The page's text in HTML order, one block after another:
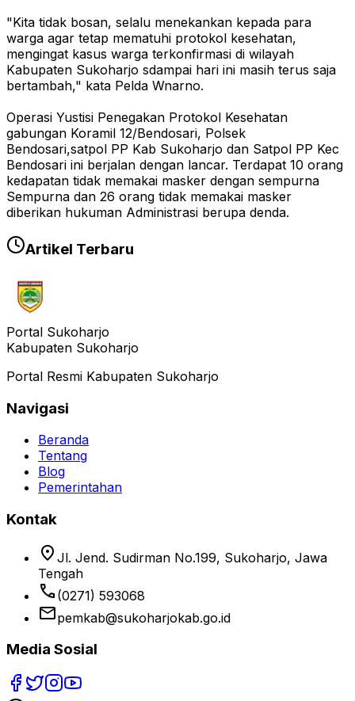
"Kita tidak bosan, selalu menekankan kepada para
warga agar tetap mematuhi protokol kesehatan,
mengingat kasus warga terkonfirmasi di wilayah
Kabupaten Sukoharjo sdampai hari ini masih terus saja
bertambah," kata Pelda Wnarno.
Operasi Yustisi Penegakan Protokol Kesehatan
gabungan Koramil 12/Bendosari, Polsek
Bendosari,satpol PP Kab Sukoharjo dan Satpol PP Kec
Bendosari ini berjalan dengan lancar. Terdapat 10 orang
kedapatan tidak memakai masker dengan sempurna
Sempurna dan 26 orang tidak memakai masker
diberikan hukuman Administrasi berupa denda.
Artikel Terbaru
Portal Sukoharjo
Kabupaten Sukoharjo
Portal Resmi Kabupaten Sukoharjo
Navigasi
Beranda
Tentang
Blog
Pemerintahan
Kontak
location_on Jl. Jend. Sudirman No.199, Sukoharjo, Jawa
Tengah
phone (0271) 593068
emailpemkab@sukoharjokab.go.id
Media Sosial